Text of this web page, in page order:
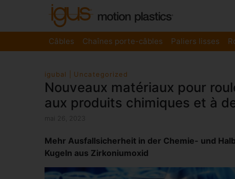
Câbles Chaînes porte-câbles Paliers lisses
igubal Uncategorized
Nouveaux matériaux pour
aux produits chimiques et à
mai 26, 2023
Mehr Ausfallsicherheit in der Chemie- und
Kugeln aus Zirkoniumoxid